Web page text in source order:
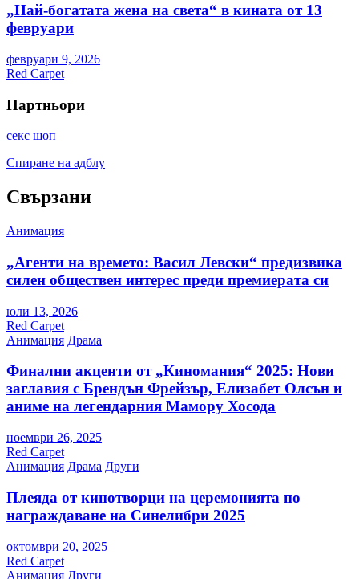
„Най-богатата жена на света“ в кината от 13
февруари
февруари 9, 2026
Red Carpet
Партньори
секс шоп
Спиране на адблу
Свързани
Анимация
„Агенти на времето: Васил Левски“ предизвика
силен обществен интерес преди премиерата си
юли 13, 2026
Red Carpet
Анимация Драма
Финални акценти от „Киномания“ 2025: Нови
заглавия с Брендън Фрейзър, Елизабет Олсън и
аниме на легендарния Мамору Хосода
ноември 26, 2025
Red Carpet
Анимация Драма Други
Плеяда от кинотворци на церемонията по
награждаване на Синелибри 2025
октомври 20, 2025
Red Carpet
Анимация Други